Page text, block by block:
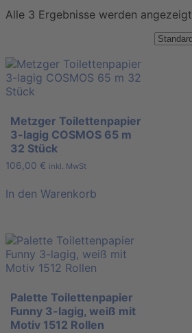
Alle 3 Ergebnisse werden angezeigt
Metzger Toilettenpapier
3-lagig COSMOS 65 m
32 Stück
106,00 € inkl. MwSt
In den Warenkorb
Palette Toilettenpapier
Funny 3-lagig, weiß mit
Motiv 1512 Rollen